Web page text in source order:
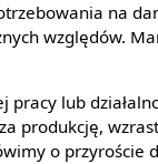
na
względów.
pracy lub
produkcję,
o przyroście